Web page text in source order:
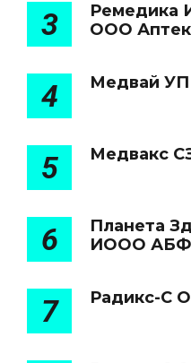
3
Ремедика
ООО
4 Медвай УП
5 Медвакс
6
Планета
ИООО
7 Радикс-С